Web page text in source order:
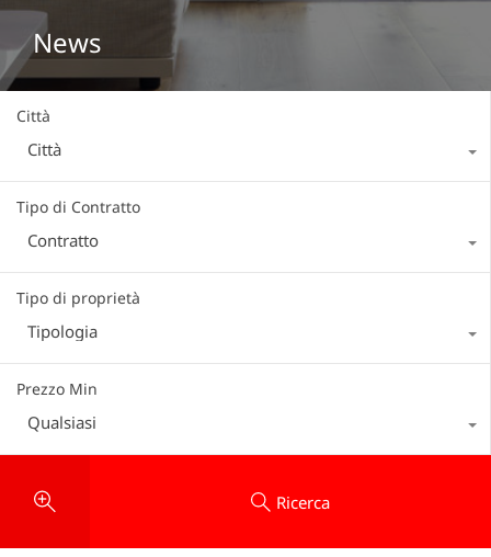
News
Città
Città
Tipo di Contratto
Contratto
Tipo di proprietà
Tipologia
Prezzo Min
Qualsiasi
Ricerca